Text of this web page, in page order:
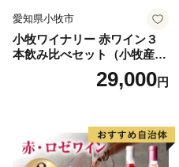
愛知県小牧市
小牧ワイナリー 赤ワイン３
本飲み比べセット（小牧産ぶ
どう100％使用）29,000円